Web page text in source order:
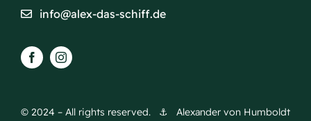
info@alex-das-schiff.de
© 2024 – All rights reserved. ⚓︎ Alexander von Humboldt